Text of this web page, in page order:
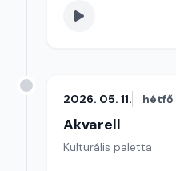
- Kultúrmorzsák
Szerkesztő: Tóth J.
2026. 05. 11. hétfő
Akvarell
Kulturális paletta